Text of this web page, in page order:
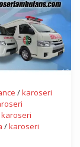
/karoseri
karoseri
/karoseri